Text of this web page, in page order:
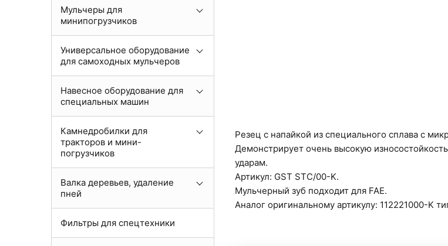
Резец c напайкой из специального сплава с
Демонстрирует очень высокую
ударам.
Артикул: GST STC/00-K.
Мульчерный зуб подходит для FAE.
Аналог оригинальному артикулу: 112221000-K
Мульчеры для
минипогрузчиков
Универсальное оборудование
для самоходных мульчеров
Навесное оборудование для
специальных машин
Камнедробилки для
тракторов и мини-
погрузчиков
Валка деревьев, удаление
пней
Фильтры для спецтехники